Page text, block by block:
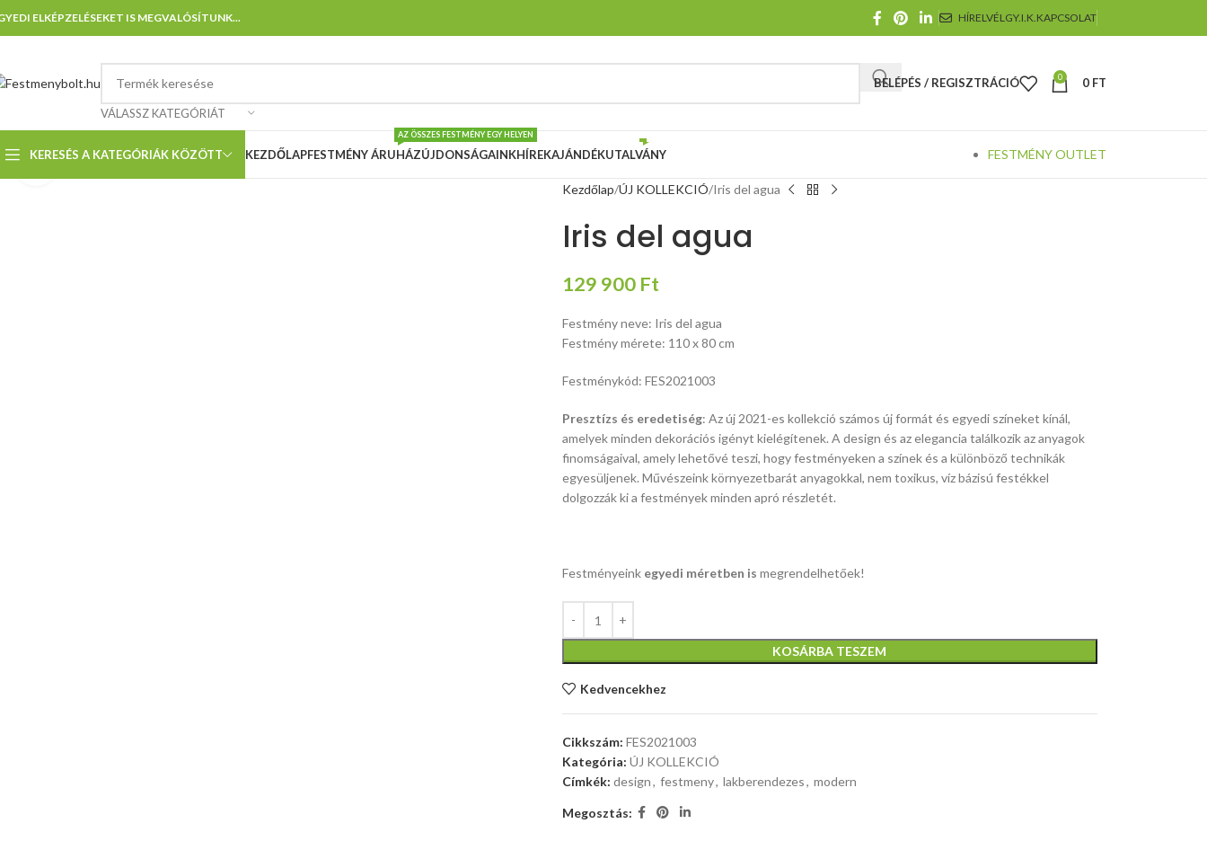
ELKÉPZELÉSEKET IS MEGVALÓSÍTUNK... HÍRELVÉLGY.I.K.KAPCSOLAT
VÁLASSZ KATEGÓRIÁT
BELÉPÉS / REGISZTRÁCIÓ 0 0 FT
KERESÉS A KATEGÓRIÁK KÖZÖTT KEZDŐLAPFESTMÉNY ÁRUHÁZ
AZ ÖSSZES FESTMÉNY EGY HELYEN
ÚJDONSÁGAINKHÍREKAJÁNDÉKUTALVÁNY FESTMÉNY OUTLET
Nagyításhoz kattints ide
Kezdőlap ÚJ KOLLEKCIÓ Iris del agua
Iris del agua
129 900 Ft
Festmény neve: Iris del agua
Festmény mérete: 110 x 80 cm
Festménykód: FES2021003
Presztízs és eredetiség: Az új 2021-es kollekció számos új formát és egyedi színeket kínál,
amelyek minden dekorációs igényt kielégítenek. A design és az elegancia találkozik az anyagok
finomságaival, amely lehetővé teszi, hogy festményeken a színek és a különböző technikák
egyesüljenek. Művészeink környezetbarát anyagokkal, nem toxikus, víz bázisú festékkel
dolgozzák ki a festmények minden apró részletét.
Festményeink egyedi méretben is megrendelhetőek!
KOSÁRBA TESZEM
Kedvencekhez
Cikkszám: FES2021003
Kategória: ÚJ KOLLEKCIÓ
Címkék: design, festmeny, lakberendezes, modern
Megosztás: